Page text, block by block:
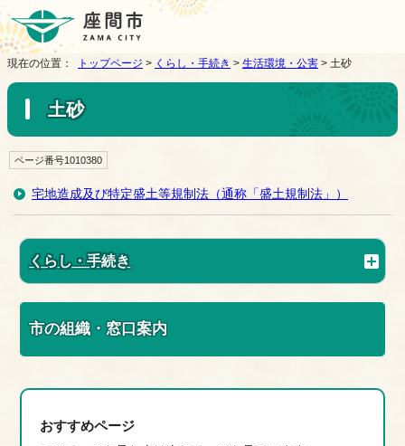
現在の位置： トップページ > くらし・手続き > 生活環境・公害 > 土砂
土砂
ページ番号1010380
宅地造成及び特定盛土等規制法（通称「盛土規制法」）
くらし・手続き
市の組織・窓口案内
おすすめページ